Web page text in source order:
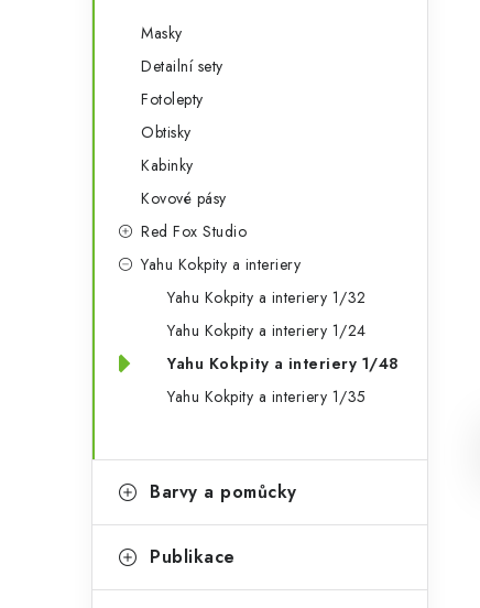
Masky
Detailní sety
Fotolepty
Obtisky
Kabinky
Kovové pásy
Red Fox Studio
Yahu Kokpity a interiery
Yahu Kokpity a interiery 1/32
Yahu Kokpity a interiery 1/24
Yahu Kokpity a interiery 1/48
Yahu Kokpity a interiery 1/35
Barvy a pomůcky
Publikace